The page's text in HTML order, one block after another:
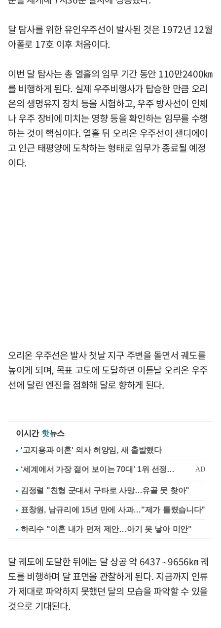
달 탐사를 위한 유인우주선이 발사된 것은 1972년 12월
아폴로 17호 이후 처음이다.
이번 달 탐사는 총 열흘의 임무 기간 동안 110만2400㎞
를 비행하게 된다. 실제 우주비행사가 탑승한 만큼 오리
온의 생명유지 장치 등을 시험하고, 우주 방사선이 인체
나 우주 장비에 미치는 영향 등을 확인하는 임무를 수행
하는 것이 핵심이다. 열흘 뒤 오리온 우주선이 샌디에이
고 인근 태평양에 도착하는 형태로 임무가 종료될 예정
이다.
오리온 우주선은 발사 첫날 지구 주변을 돌면서 궤도를
높이게 되며, 목표 고도에 도달하면 이튿날 오리온 우주
선에 달린 엔진을 점화해 달로 향하게 된다.
이시간 핫뉴스
'고지용과 이혼' 의사 허양임, 새 출발했다
김정렬 "친형 군대서 구타로 사망…유골 못 찾아"
표창원, 남규리에 15년 만에 사과…"제가 틀렸습니다"
하리수 "이혼 내가 먼저 제안…아기 못 낳아 미안"
달 궤도에 도달한 뒤에는 달 상공 약 6437∼9656㎞ 궤
도를 비행하며 달 표면을 관찰하게 된다. 지금까지 인류
가 제대로 파악하지 못했던 달의 모습을 파악할 수 있을
것으로 기대된다.